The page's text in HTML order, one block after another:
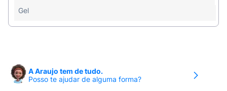
extra.
Gel
A Araujo tem de tudo.
Posso te ajudar de alguma forma?